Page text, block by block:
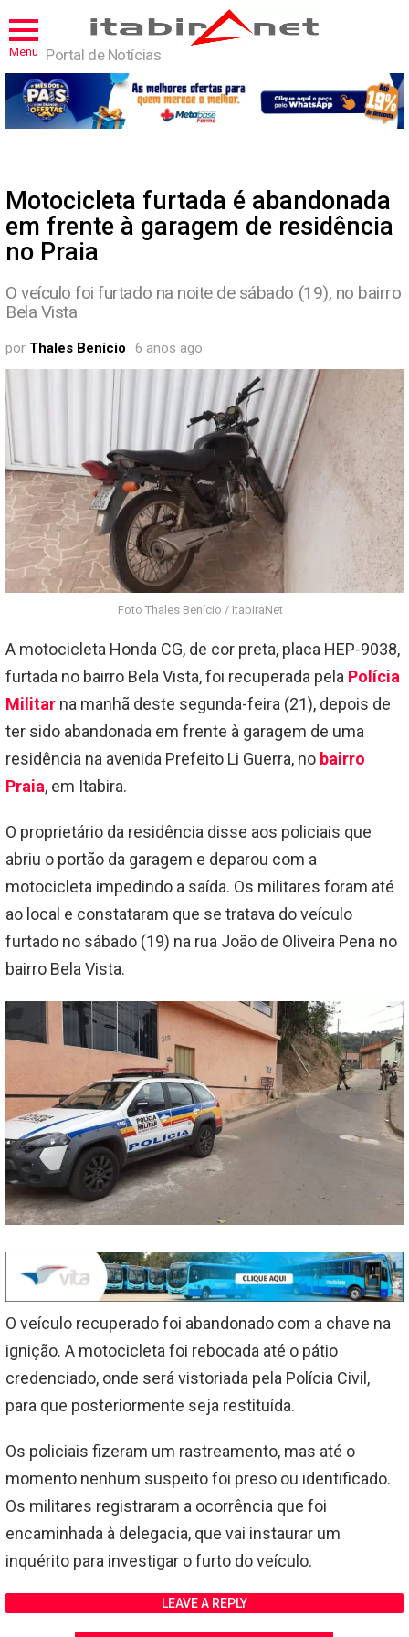
Menu Portal de Notícias
Motocicleta furtada é abandonada
em frente à garagem de residência
no Praia
O veículo foi furtado na noite de sábado (19), no bairro
Bela Vista
por Thales Benício 6 anos ago
Foto Thales Benício / ItabiraNet
A motocicleta Honda CG, de cor preta, placa HEP-9038,
furtada no bairro Bela Vista, foi recuperada pela Polícia
Militar na manhã deste segunda-feira (21), depois de
ter sido abandonada em frente à garagem de uma
residência na avenida Prefeito Li Guerra, no bairro
Praia, em Itabira.
O proprietário da residência disse aos policiais que
abriu o portão da garagem e deparou com a
motocicleta impedindo a saída. Os militares foram até
ao local e constataram que se tratava do veículo
furtado no sábado (19) na rua João de Oliveira Pena no
bairro Bela Vista.
O veículo recuperado foi abandonado com a chave na
ignição. A motocicleta foi rebocada até o pátio
credenciado, onde será vistoriada pela Polícia Civil,
para que posteriormente seja restituída.
Os policiais fizeram um rastreamento, mas até o
momento nenhum suspeito foi preso ou identificado.
Os militares registraram a ocorrência que foi
encaminhada à delegacia, que vai instaurar um
inquérito para investigar o furto do veículo.
LEAVE A REPLY